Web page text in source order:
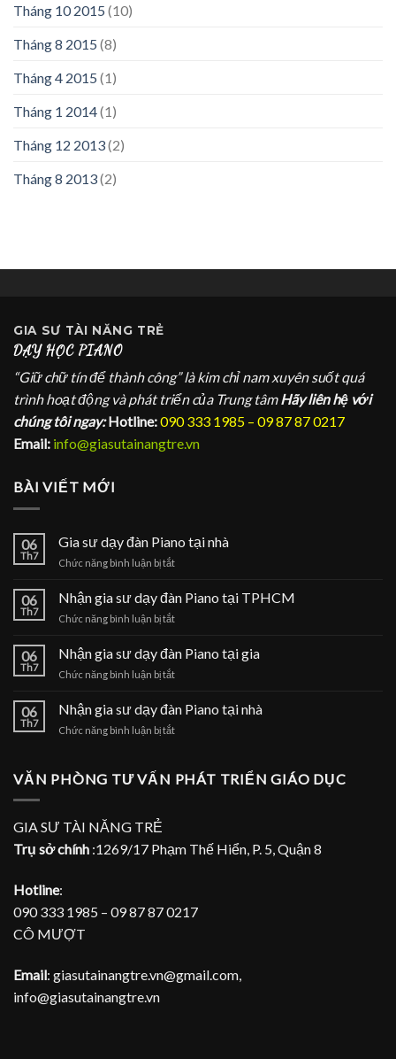
Tháng 10 2015 (10)
Tháng 8 2015 (8)
Tháng 4 2015 (1)
Tháng 1 2014(1)
Tháng 12 2013(2)
Tháng 8 2013(2)
GIA SƯ TÀI NĂNG TRẺ
DẠY HỌC PIANO
“Giữ chữ tín để thành công” là kim chỉ nam xuyên suốt quá
trình hoạt động và phát triển của Trung tâm Hãy liên hệ với
chúng tôi ngay: Hotline:090 333 1985 – 09 87 87 0217
Email: info@giasutainangtre.vn
BÀI VIẾT MỚI
06
Th7
Gia sư dạy đàn Piano tại nhà
Chức năng bình luận bị tắtở
dạy
đàn
tại
06
Th7
Nhận gia sư dạy đàn Piano tại TPHCM
Chức năng bình luận bị tắtở
gia
sư
dạy
Piano
TPHCM
06
Th7
Nhận gia sư dạy đàn Piano tại gia
Chức năng bình luận bị tắtở
gia
sư
dạy
tại
06
Th7
Nhận gia sư dạy đàn Piano tại nhà
Chức năng bình luận bị tắtở
sư
nhà
VĂN PHÒNG TƯ VẤN PHÁT TRIỂN GIÁO DỤC
GIA SƯ TÀI NĂNG TRẺ
Trụ sở chính :1269/17 Phạm Thế Hiển, P. 5, Quận 8
Hotline:
090 333 1985 – 09 87 87 0217
CÔ MƯỢT
Email: giasutainangtre.vn@gmail.com,
info@giasutainangtre.vn